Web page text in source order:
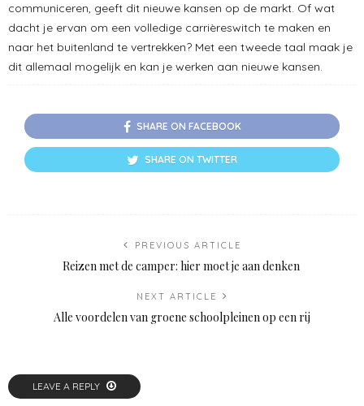
communiceren, geeft dit nieuwe kansen op de markt. Of wat
dacht je ervan om een volledige carrièreswitch te maken en
naar het buitenland te vertrekken? Met een tweede taal maak je
dit allemaal mogelijk en kan je werken aan nieuwe kansen.
SHARE ON FACEBOOK
SHARE ON TWITTER
PREVIOUS ARTICLE
Reizen met de camper: hier moet je aan denken
NEXT ARTICLE
Alle voordelen van groene schoolpleinen op een rij
LEAVE A REPLY